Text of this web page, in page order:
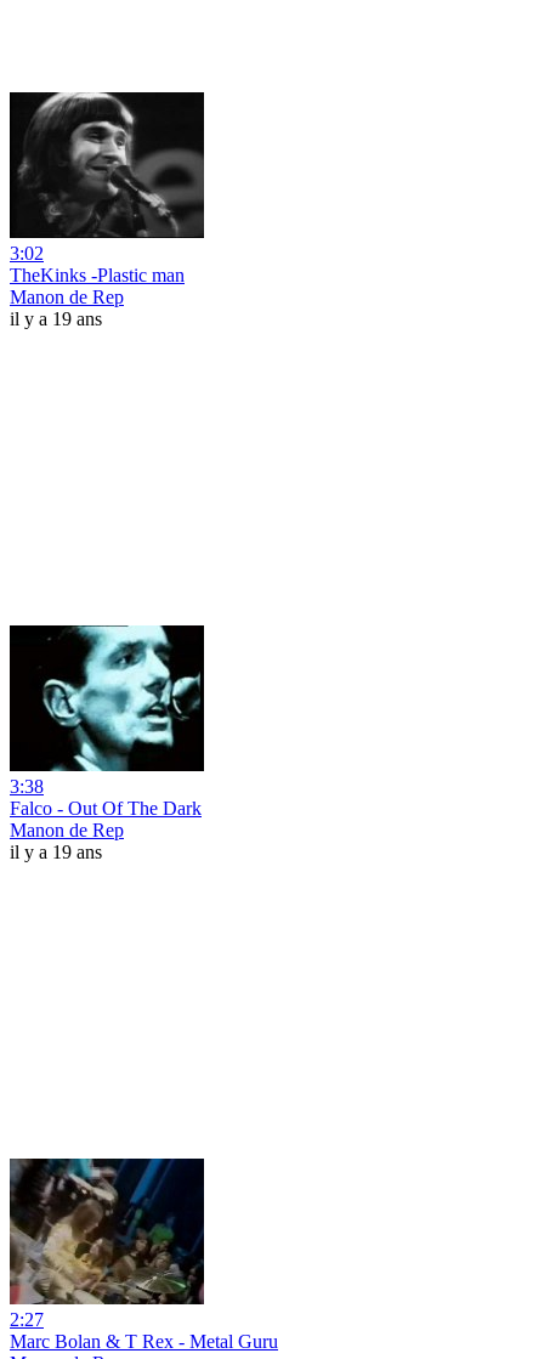
3:02
TheKinks -Plastic man
Manon de Rep
il y a 19 ans
3:38
Falco - Out Of The Dark
Manon de Rep
il y a 19 ans
2:27
Marc Bolan & T Rex - Metal Guru